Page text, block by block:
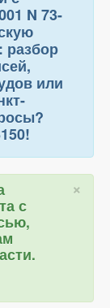
N 73-
разбор
или
×
с